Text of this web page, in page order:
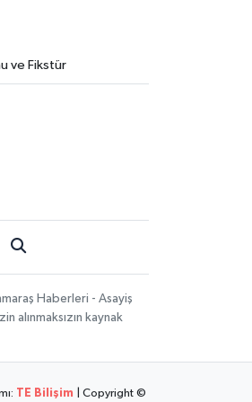
ve Fikstür
Haberleri - Asayiş
alınmaksızın kaynak
TE Bilişim | Copyright ©